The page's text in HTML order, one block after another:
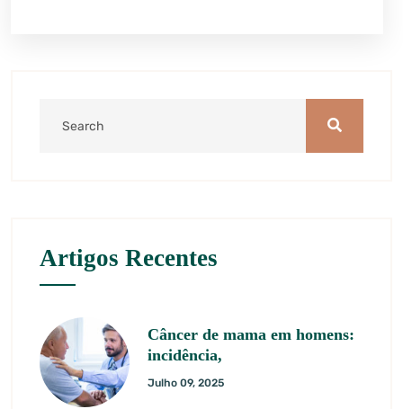
Artigos Recentes
Câncer de mama em homens:
incidência,
Julho 09, 2025